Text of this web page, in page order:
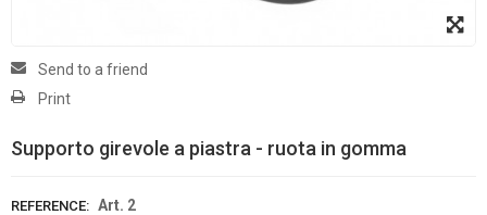
Send to a friend
Print
Supporto girevole a piastra - ruota in gomma
REFERENCE: Art. 2